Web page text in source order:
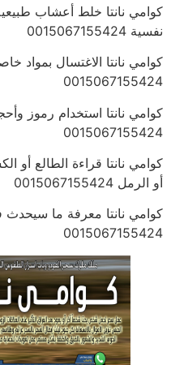
كوامي نانتا خلط أعشاب
نفسية 0015067155424
كوامي نانتا الاغتسال بمواد
0015067155424
كوامي نانتا استخدام رموز
0015067155424
كوامي نانتا قراءة الطالع أو
أو الرمل 0015067155424
كوامي نانتا معرفة ما سيحدث
0015067155424